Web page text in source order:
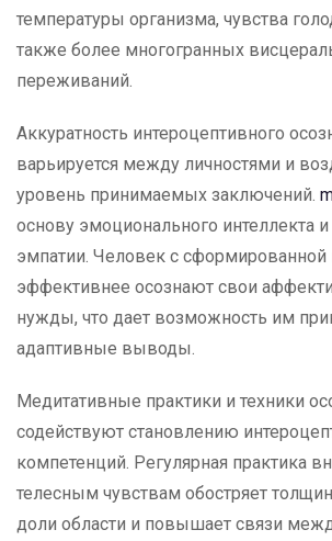
температуры организма, чувства
также более многогранных
переживаний.
Аккуратность интероцептивного
варьируется между личностями и
уровень принимаемых заключений.
основу эмоционального интеллекта
эмпатии. Человек с сформированной
эффективнее осознают свои
нужды, что дает возможность им
адаптивные выводы.
Медитативные практики и техники
содействуют становлению
компетенций. Регулярная практика
телесным чувствам обостряет
доли области и повышает связи